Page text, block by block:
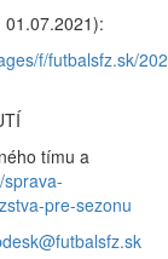
01.07.2021):
f/futbalsfz.sk/
tímu a
sprava-
pre-sezonu